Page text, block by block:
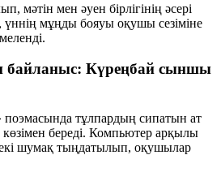
мәтін мен әуен бірлігінің әсері
үннің мұңды бояуы оқушы сезіміне
байланыс: Күреңбай сыншы
поэмасында тұлпардың сипатын ат
береді. Компьютер арқылы
шумақ тыңдатылып, оқушылар